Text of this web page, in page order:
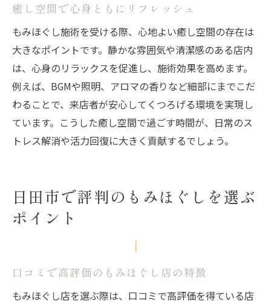
癒し空間で心身ともにリフレッシュ
もみほぐし施術を受ける際、心地よい癒し空間の存在は
大きなポイントです。静かな雰囲気や清潔感のある店内
は、心身のリラックスを促進し、施術効果を高めます。
例えば、BGMや照明、アロマの香りなど細部にまでこだ
わることで、来店者が安心してくつろげる環境を実現し
ています。こうした癒し空間で過ごす時間が、日常のス
トレス解消や活力回復に大きく貢献するでしょう。
日田市で評判のもみほぐしを選ぶ
ポイント
口コミで高評価のもみほぐし店の特徴
もみほぐし店を選ぶ際は、口コミで高評価を得ている店